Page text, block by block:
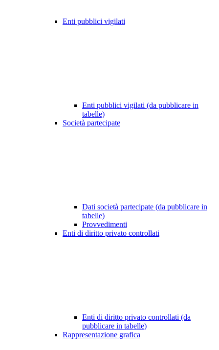
Enti pubblici vigilati
Enti pubblici vigilati (da pubblicare in
tabelle)
Società partecipate
Dati società partecipate (da pubblicare in
tabelle)
Provvedimenti
Enti di diritto privato controllati
Enti di diritto privato controllati (da
pubblicare in tabelle)
Rappresentazione grafica